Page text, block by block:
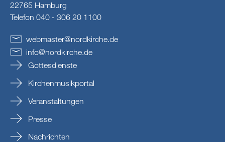
22765 Hamburg
Telefon 040 - 306 20 1100
webmaster@nordkirche.de
info@nordkirche.de
Gottesdienste
Kirchenmusikportal
Veranstaltungen
Presse
Nachrichten